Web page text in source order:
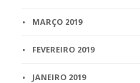
MARÇO 2019
FEVEREIRO 2019
JANEIRO 2019